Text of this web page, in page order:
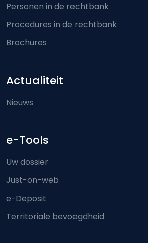
Personen in de rechtbank
Procedures in de rechtbank
Brochures
Actualiteit
Nieuws
e-Tools
Uw dossier
Just-on-web
e-Deposit
Territoriale bevoegdheid